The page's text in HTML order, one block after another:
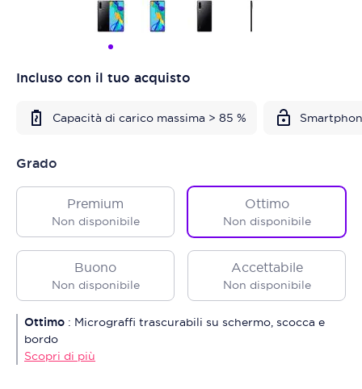
Incluso con il tuo acquisto
Capacità di carico massima > 85 %
Grado
Premium
Non disponibile
Ottimo
Non disponibile
Buono
Non disponibile
Accettabile
Non disponibile
Ottimo : Micrograffi trascurabili su schermo, scocca e
bordo
Scopri di più